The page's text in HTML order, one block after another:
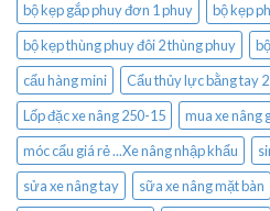
bộ kẹp gắp phuy đơn 1 phuy
bộ kẹp
bộ kẹp thùng phuy đôi 2 thùng phuy
cẩu hàng mini
Cẩu thủy lực bằng tay
Lốp đặc xe nâng 250-15
mua xe nâng
móc cẩu giá rẻ ...Xe nâng nhập khẩu
sửa xe nâng tay
sữa xe nâng mặt bàn